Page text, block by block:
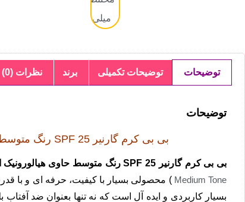
توضیحات توضیحات تکمیلی برند نظرات (0)
توضیحات
بی بی کرم گارنیر SPF 25 رنگ متوسط حاوی هیالورونیک اسید و عصاره آلوئه ورا مناسب پوست های چرب و مختلط 50 میلی لیتر
بی بی کرم گارنیر SPF 25 رنگ متوسط حاوی هیالورونیک اسید و عصاره آلوئه ورا مناسب پوست های چرب و مختلط 50 میلی لیتر
Medium Tone ) محصولی بسیار با کیفیت، حرفه ای و با
بسیار کاربردی و ایده آل است که نه تنها بعنوان ضد